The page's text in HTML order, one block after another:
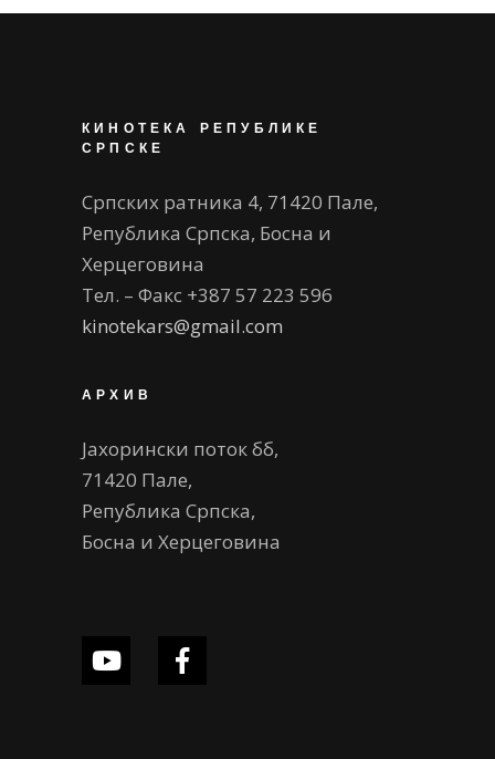
КИНОТЕКА РЕПУБЛИКЕ
СРПСКЕ
Српских ратника 4, 71420 Пале,
Република Српска, Босна и
Херцеговина
Тел. – Факс +387 57 223 596
kinotekars@gmail.com
АРХИВ
Јахорински поток бб,
71420 Пале,
Република Српска,
Босна и Херцеговина